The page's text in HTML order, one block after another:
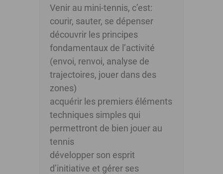
Venir au mini-tennis, c’est:
courir, sauter, se dépenser
découvrir les principes
fondamentaux de l’activité
(envoi, renvoi, analyse de
trajectoires, jouer dans des
zones)
acquérir les premiers éléments
techniques simples qui
permettront de bien jouer au
tennis
développer son esprit
d’initiative et gérer ses